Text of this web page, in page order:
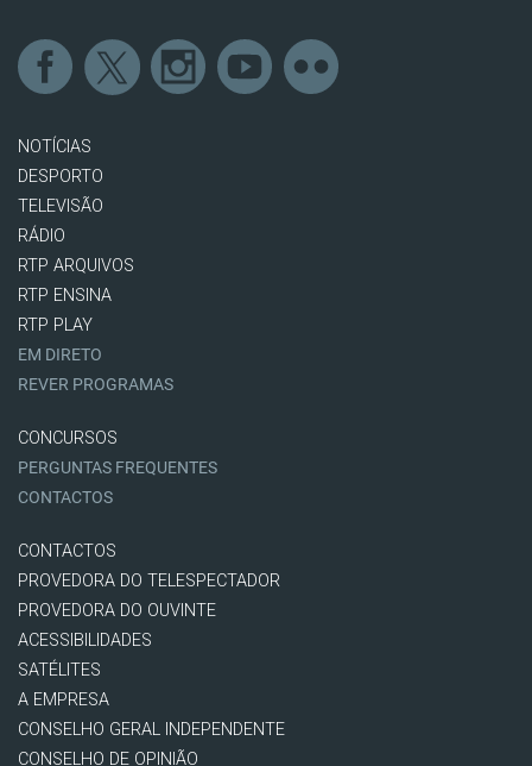
NOTÍCIAS
DESPORTO
TELEVISÃO
RÁDIO
RTP ARQUIVOS
RTP ENSINA
RTP PLAY
EM DIRETO
REVER PROGRAMAS
CONCURSOS
PERGUNTAS FREQUENTES
CONTACTOS
CONTACTOS
PROVEDORA DO TELESPECTADOR
PROVEDORA DO OUVINTE
ACESSIBILIDADES
SATÉLITES
A EMPRESA
CONSELHO GERAL INDEPENDENTE
CONSELHO DE OPINIÃO